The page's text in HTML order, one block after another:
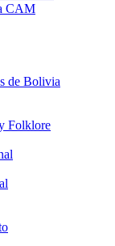
CAM
de Bolivia
Folklore